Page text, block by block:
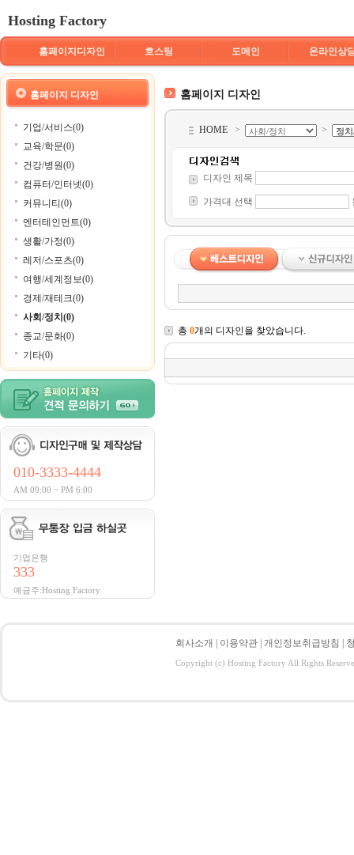
Hosting Factory
홈페이지디자인 호스팅 도메인 온라인상
홈페이지 디자인
기업/서비스(0)
교육/학문(0)
건강/병원(0)
컴퓨터/인터넷(0)
커뮤니티(0)
엔터테인먼트(0)
생활/가정(0)
레저/스포츠(0)
여행/세계정보(0)
경제/재테크(0)
사회/정치(0)
종교/문화(0)
기타(0)
010-3333-4444
AM 09:00 ~ PM 6:00
기업은행
333
예금주:Hosting Factory
홈페이지 디자인
HOME > >
디자인 제목
가격대 선택
총 0개의 디자인을 찾았습니다.
회사소개 이용약관 개인정보취급방침
Copyright (c) Hosting Factory All Rights